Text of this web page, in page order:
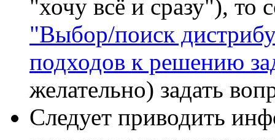
"хочу всё и сразу"), то
"Выбор/поиск
подходов к решению
желательно) задать
Следует приводить